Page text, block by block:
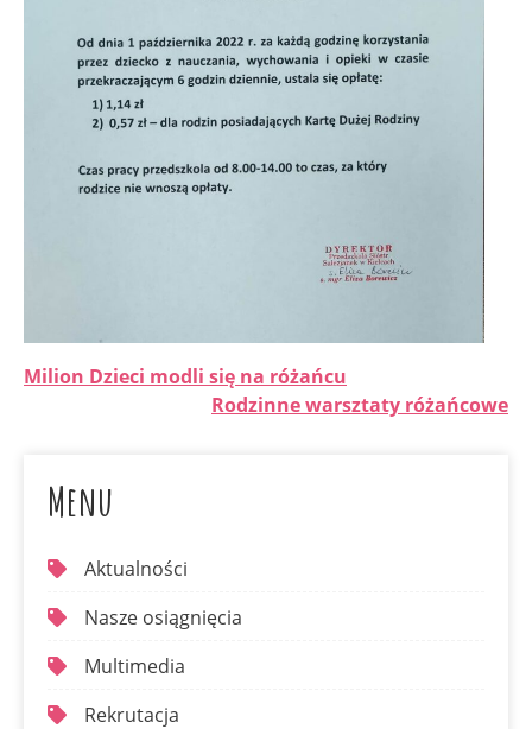
Milion Dzieci modli się na różańcu
Rodzinne warsztaty różańcowe
Menu
Aktualności
Nasze osiągnięcia
Multimedia
Rekrutacja